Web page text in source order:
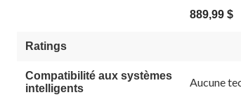
889,99 $
Ratings
Compatibilité aux systèmes
intelligents
Aucune